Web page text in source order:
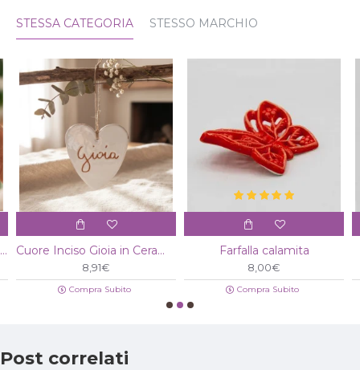
STESSA CATEGORIA STESSO MARCHIO
Cuore Inciso Famiglia in Ceramica Cuore Inciso Gioia in Ceramica
8,91€
Compra Subito
Farfalla calamita
8,00€
Compra Subito
Post correlati